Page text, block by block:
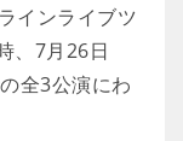
インライブツ
、7月26日
全3公演にわ